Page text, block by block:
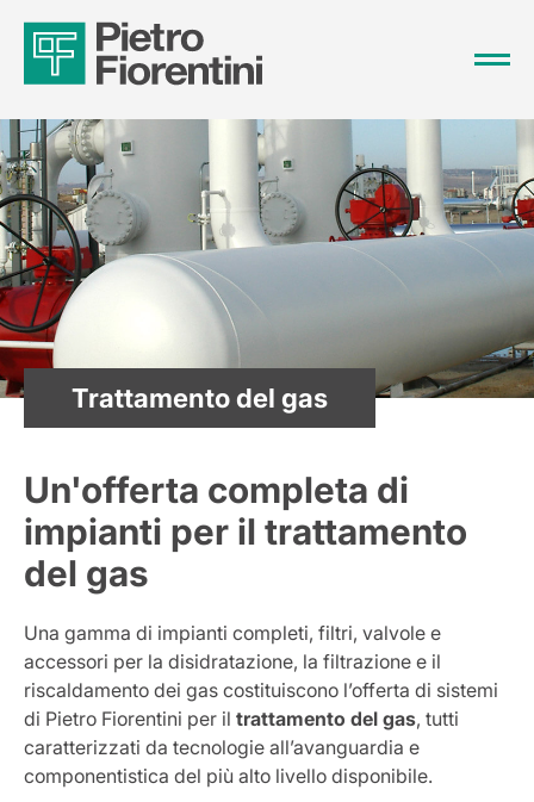
Trattamento del gas
Un'offerta completa di
impianti per il trattamento
del gas
Una gamma di impianti completi, filtri, valvole e
accessori per la disidratazione, la filtrazione e il
riscaldamento dei gas costituiscono l’offerta di sistemi
di Pietro Fiorentini per il trattamento del gas, tutti
caratterizzati da tecnologie all’avanguardia e
componentistica del più alto livello disponibile.